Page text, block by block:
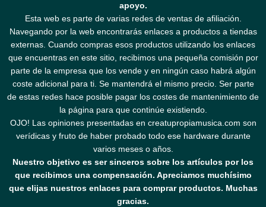
apoyo.
Esta web es parte de varias redes de ventas de afiliación.
Navegando por la web encontrarás enlaces a productos a tiendas
externas. Cuando compras esos productos utilizando los enlaces
que encuentras en este sitio, recibimos una pequeña comisión por
parte de la empresa que los vende y en ningún caso habrá algún
coste adicional para ti. Se mantendrá el mismo precio. Ser parte
de estas redes hace posible pagar los costes de mantenimiento de
la página para que continúe existiendo.
OJO! Las opiniones presentadas en creatupropiamusica.com son
verídicas y fruto de haber probado todo ese hardware durante
varios meses o años.
Nuestro objetivo es ser sinceros sobre los artículos por los
que recibimos una compensación. Apreciamos muchísimo
que elijas nuestros enlaces para comprar productos. Muchas
gracias.